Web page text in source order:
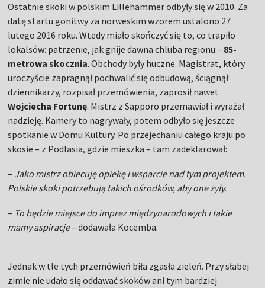
Ostatnie skoki w polskim Lillehammer odbyły się w 2010. Za
datę startu gonitwy za norweskim wzorem ustalono 27
lutego 2016 roku. Wtedy miało skończyć się to, co trapiło
lokalsów: patrzenie, jak gnije dawna chluba regionu – 85-
metrowa skocznia. Obchody były huczne. Magistrat, który
uroczyście zapragnął pochwalić się odbudową, ściągnął
dziennikarzy, rozpisał przemówienia, zaprosił nawet
Wojciecha Fortunę. Mistrz z Sapporo przemawiał i wyrażał
nadzieję. Kamery to nagrywały, potem odbyło się jeszcze
spotkanie w Domu Kultury. Po przejechaniu całego kraju po
skosie – z Podlasia, gdzie mieszka – tam zadeklarował:
– Jako mistrz obiecuję opiekę i wsparcie nad tym projektem.
Polskie skoki potrzebują takich ośrodków, aby one żyły.
– To będzie miejsce do imprez międzynarodowych i takie
mamy aspiracje– dodawała Kocemba.
Jednak w tle tych przemówień biła zgasła zieleń. Przy słabej
zimie nie udało się oddawać skoków ani tym bardziej